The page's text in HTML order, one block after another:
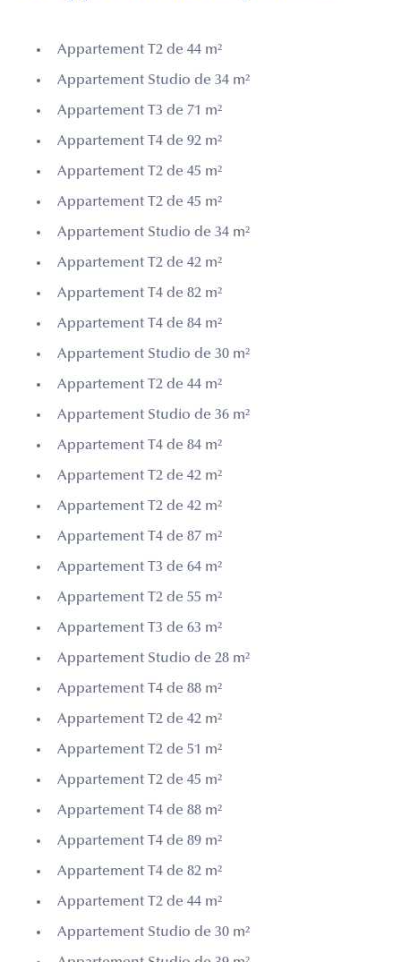
Appartement T2 de 44 m²
Appartement Studio de 34 m²
Appartement T3 de 71 m²
Appartement T4 de 92 m²
Appartement T2 de 45 m²
Appartement T2 de 45 m²
Appartement Studio de 34 m²
Appartement T2 de 42 m²
Appartement T4 de 82 m²
Appartement T4 de 84 m²
Appartement Studio de 30 m²
Appartement T2 de 44 m²
Appartement Studio de 36 m²
Appartement T4 de 84 m²
Appartement T2 de 42 m²
Appartement T2 de 42 m²
Appartement T4 de 87 m²
Appartement T3 de 64 m²
Appartement T2 de 55 m²
Appartement T3 de 63 m²
Appartement Studio de 28 m²
Appartement T4 de 88 m²
Appartement T2 de 42 m²
Appartement T2 de 51 m²
Appartement T2 de 45 m²
Appartement T4 de 88 m²
Appartement T4 de 89 m²
Appartement T4 de 82 m²
Appartement T2 de 44 m²
Appartement Studio de 30 m²